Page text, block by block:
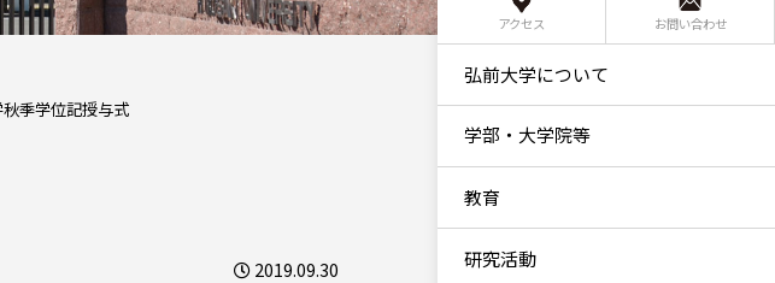
季学位記授与式
2019.09.30
アクセス お問い合わせ
弘前大学について
学部・大学院等
教育
研究活動